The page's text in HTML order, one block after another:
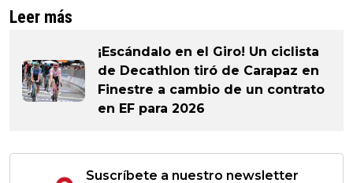
Leer más
¡Escándalo en el Giro! Un ciclista
de Decathlon tiró de Carapaz en
Finestre a cambio de un contrato
en EF para 2026
Suscríbete a nuestro newsletter